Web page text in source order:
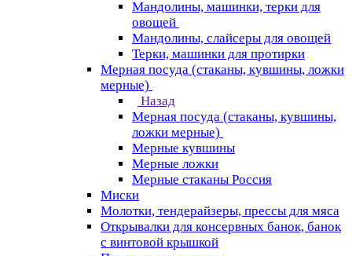
Мандолины, машинки, терки для
овощей
Мандолины, слайсеры для овощей
Терки, машинки для протирки
Мерная посуда (стаканы, кувшины, ложки
мерные)
Назад
Мерная посуда (стаканы, кувшины,
ложки мерные)
Мерные кувшины
Мерные ложки
Мерные стаканы Россия
Миски
Молотки, тендерайзеры, прессы для мяса
Открывалки для консервных банок, банок
с винтовой крышкой